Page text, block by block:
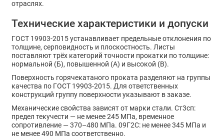
отраслях.
Технические характеристики и допуски
ГОСТ 19903-2015 устанавливает предельные отклонения по
толщине, серповидность и плоскостность. Листы
поставляют трёх категорий точности прокатки по толщине:
нормальной (Б), повышенной (А) и высокой (В).
Поверхность горячекатаного проката разделяют на группы
качества по ГОСТ 19903-2015. Для ответственных
конструкций группу поверхности указывают в заказе.
Механические свойства зависят от марки стали. Ст3сп:
предел текучести — не менее 245 МПа, временное
сопротивление — 370–480 МПа. 09Г2С: не менее 345 МПа и
не менее 490 МПа соответственно.